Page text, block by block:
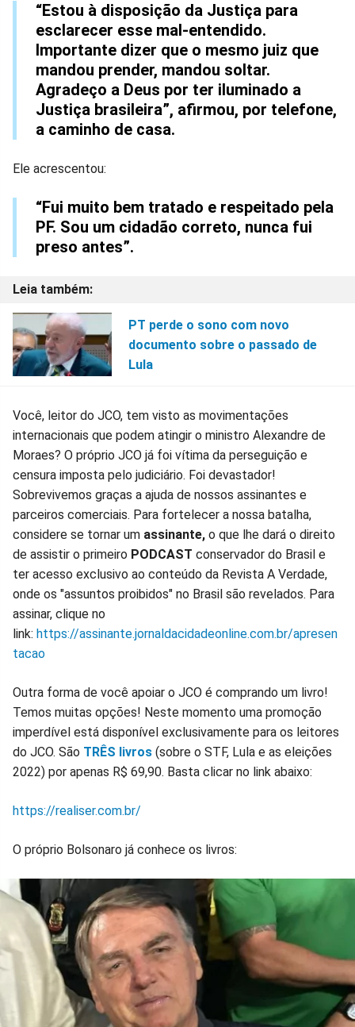
“Estou à disposição da Justiça para
esclarecer esse mal-entendido.
Importante dizer que o mesmo juiz que
mandou prender, mandou soltar.
Agradeço a Deus por ter iluminado a
Justiça brasileira”, afirmou, por telefone,
a caminho de casa.
Ele acrescentou:
“Fui muito bem tratado e respeitado pela
PF. Sou um cidadão correto, nunca fui
preso antes”.
PT perde o sono com novo
documento sobre o passado de
Lula
Você, leitor do JCO, tem visto as movimentações
internacionais que podem atingir o ministro Alexandre de
Moraes? O próprio JCO já foi vítima da perseguição e
censura imposta pelo judiciário. Foi devastador!
Sobrevivemos graças a ajuda de nossos assinantes e
parceiros comerciais. Para fortelecer a nossa batalha,
considere se tornar um assinante, o que lhe dará o direito
de assistir o primeiro PODCAST conservador do Brasil e
ter acesso exclusivo ao conteúdo da Revista A Verdade,
onde os "assuntos proibidos" no Brasil são revelados. Para
assinar, clique no
link: https://assinante.jornaldacidadeonline.com.br/apresen
tacao
Outra forma de você apoiar o JCO é comprando um livro!
Temos muitas opções! Neste momento uma promoção
imperdível está disponível exclusivamente para os leitores
do JCO. São TRÊS livros (sobre o STF, Lula e as eleições
2022) por apenas R$ 69,90. Basta clicar no link abaixo:
https://realiser.com.br/
O próprio Bolsonaro já conhece os livros: